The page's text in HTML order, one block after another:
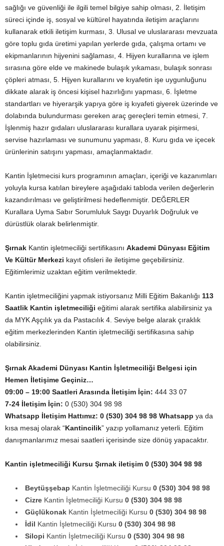
sağlığı ve güvenliği ile ilgili temel bilgiye sahip olması, 2. İletişim
süreci içinde iş, sosyal ve kültürel hayatında iletişim araçlarını
kullanarak etkili iletişim kurması, 3. Ulusal ve uluslararası mevzuata
göre toplu gıda üretimi yapılan yerlerde gıda, çalışma ortamı ve
ekipmanlarının hijyenini sağlaması, 4. Hijyen kurallarına ve işlem
sırasına göre elde ve makinede bulaşık yıkaması, bulaşık sonrası
çöpleri atması, 5. Hijyen kurallarını ve kıyafetin işe uygunluğunu
dikkate alarak iş öncesi kişisel hazırlığını yapması, 6. İşletme
standartları ve hiyerarşik yapıya göre iş kıyafeti giyerek üzerinde ve
dolabında bulundurması gereken araç gereçleri temin etmesi, 7.
İşlenmiş hazır gıdaları uluslararası kurallara uyarak pişirmesi,
servise hazırlaması ve sunumunu yapması, 8. Kuru gıda ve içecek
ürünlerinin satışını yapması, amaçlanmaktadır.
Kantin İşletmecisi kurs programının amaçları, içeriği ve kazanımları
yoluyla kursa katılan bireylere aşağıdaki tabloda verilen değerlerin
kazandırılması ve geliştirilmesi hedeflenmiştir. DEĞERLER
Kurallara Uyma Sabır Sorumluluk Saygı Duyarlık Doğruluk ve
dürüstlük olarak belirlenmiştir.
Şırnak Kantin işletmeciliği sertifikasını Akademi Dünyası Eğitim
Ve Kültür Merkezi kayıt ofisleri ile iletişime geçebilirsiniz.
Eğitimlerimiz uzaktan eğitim verilmektedir.
Kantin işletmeciliğini yapmak istiyorsanız Milli Eğitim Bakanlığı 113
Saatlik Kantin işletmeciliği eğitimi alarak sertifika alabilirsiniz ya
da MYK Aşçılık ya da Pastacılık 4. Seviye belge alarak çıraklık
eğitim merkezlerinden Kantin işletmeciliği sertifikasına sahip
olabilirsiniz.
Şırnak Akademi Dünyası Kantin İşletmeciliği Belgesi için
Hemen İletişime Geçiniz…
09:00 – 19:00 Saatleri Arasında İletişim İçin: 444 33 07
7-24 İletişim İçin: 0 (530) 304 98 98
Whatsapp İletişim Hattımız: 0 (530) 304 98 98 Whatsapp ya da
kısa mesaj olarak “Kantincilik” yazıp yollamanız yeterli. Eğitim
danışmanlarımız mesai saatleri içerisinde size dönüş yapacaktır.
Kantin işletmeciliği Kursu Şırnak iletişim 0 (530) 304 98 98
Beytüşşebap Kantin İşletmeciliği Kursu 0 (530) 304 98 98
Cizre Kantin İşletmeciliği Kursu 0 (530) 304 98 98
Güçlükonak Kantin İşletmeciliği Kursu 0 (530) 304 98 98
İdil Kantin İşletmeciliği Kursu 0 (530) 304 98 98
Silopi Kantin İşletmeciliği Kursu 0 (530) 304 98 98